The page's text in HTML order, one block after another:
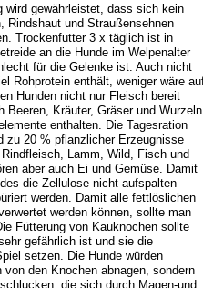
wird gewährleistet, dass sich kein
Rindshaut und Straußensehnen
Trockenfutter 3 x täglich ist in
an die Hunde im Welpenalter
für die Gelenke ist. Auch nicht
Rohprotein enthält, weniger wäre
Hunden nicht nur Fleisch bereit
Beeren, Kräuter, Gräser und
enthalten. Die Tagesration
zu 20 % pflanzlicher Erzeugnisse
Lamm, Wild, Fisch und
aber auch Ei und Gemüse. Damit
die Zellulose nicht aufspalten
werden. Damit alle fettlöslichen
werden können, sollte man
Fütterung von Kauknochen sollte
gefährlich ist und sie die
setzen. Die Hunde würden
den Knochen abnagen, sondern
die sich durch Magen-und